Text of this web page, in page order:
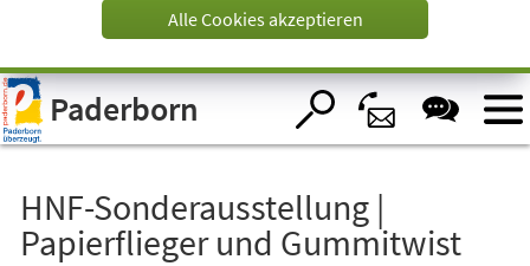
Visuelle
Assistenzsoftware
öffnen.
Alle Cookies akzeptieren
Paderborn
HNF-Sonderausstellung |
Papierflieger und Gummitwist